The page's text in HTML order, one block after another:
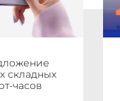
складных
часов